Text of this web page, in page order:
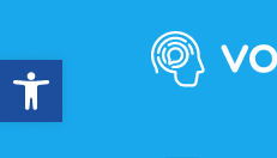
Abrir barra de herramientas